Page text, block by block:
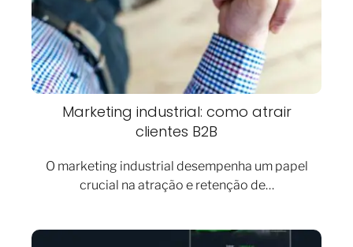
Marketing industrial: como atrair
clientes B2B
O marketing industrial desempenha um papel
crucial na atração e retenção de…